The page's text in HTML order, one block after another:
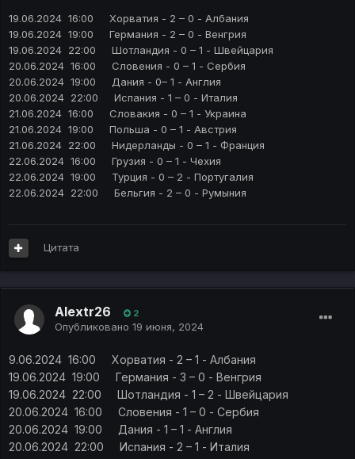
19.06.2024 16:00 Хорватия - 2 – 0 - Албания
19.06.2024 19:00 Германия - 2 – 0 - Венгрия
19.06.2024 22:00 Шотландия - 0 – 1 - Швейцария
20.06.2024 16:00 Словения - 0 – 1 - Сербия
20.06.2024 19:00 Дания - 0– 1 - Англия
20.06.2024 22:00 Испания - 1 – 0 - Италия
21.06.2024 16:00 Словакия - 0 – 1 - Украина
21.06.2024 19:00 Польша - 0 – 1 - Австрия
21.06.2024 22:00 Нидерланды - 0 – 1 - Франция
22.06.2024 16:00 Грузия - 0 – 1 - Чехия
22.06.2024 19:00 Турция - 0 – 2 - Португалия
22.06.2024 22:00 Бельгия - 2 – 0 - Румыния
Цитата
Alextr26 2
Опубликовано 19 июня, 2024
9.06.2024 16:00 Хорватия - 2 – 1 - Албания
19.06.2024 19:00 Германия - 3 – 0 - Венгрия
19.06.2024 22:00 Шотландия - 1 – 2 - Швейцария
20.06.2024 16:00 Словения - 1 – 0 - Сербия
20.06.2024 19:00 Дания - 1 – 1 - Англия
20.06.2024 22:00 Испания - 2 – 1 - Италия